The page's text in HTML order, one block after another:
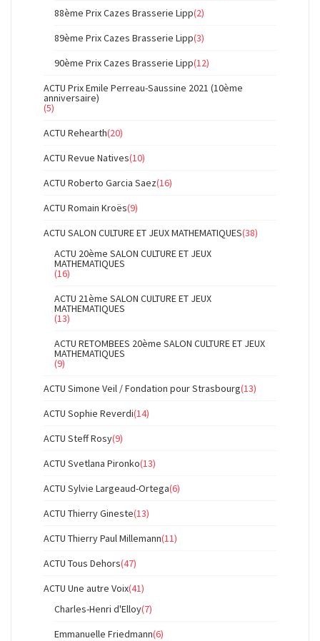
88ème Prix Cazes Brasserie Lipp(2)
89ème Prix Cazes Brasserie Lipp(3)
90ème Prix Cazes Brasserie Lipp(12)
ACTU Prix Emile Perreau-Saussine 2021 (10ème
anniversaire)
(5)
ACTU Rehearth(20)
ACTU Revue Natives(10)
ACTU Roberto Garcia Saez(16)
ACTU Romain Kroës(9)
ACTU SALON CULTURE ET JEUX MATHEMATIQUES(38)
ACTU 20ème SALON CULTURE ET JEUX
MATHEMATIQUES
(16)
ACTU 21ème SALON CULTURE ET JEUX
MATHEMATIQUES
(13)
ACTU RETOMBEES 20ème SALON CULTURE ET JEUX
MATHEMATIQUES
(9)
ACTU Simone Veil / Fondation pour Strasbourg(13)
ACTU Sophie Reverdi(14)
ACTU Steff Rosy(9)
ACTU Svetlana Pironko(13)
ACTU Sylvie Largeaud-Ortega(6)
ACTU Thierry Gineste(13)
ACTU Thierry Paul Millemann(11)
ACTU Tous Dehors(47)
ACTU Une autre Voix(41)
Charles-Henri d'Elloy(7)
Emmanuelle Friedmann(6)